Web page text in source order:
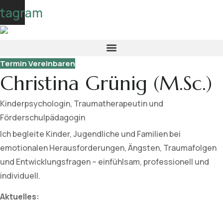
Skip
to
content
Termin Vereinbaren
Christina Grünig (M.Sc.)
Kinderpsychologin, Traumatherapeutin und
Förderschulpädagogin
Ich begleite Kinder, Jugendliche und Familien bei
emotionalen Herausforderungen, Ängsten, Traumafolgen
und Entwicklungsfragen – einfühlsam, professionell und
individuell.
Aktuelles: